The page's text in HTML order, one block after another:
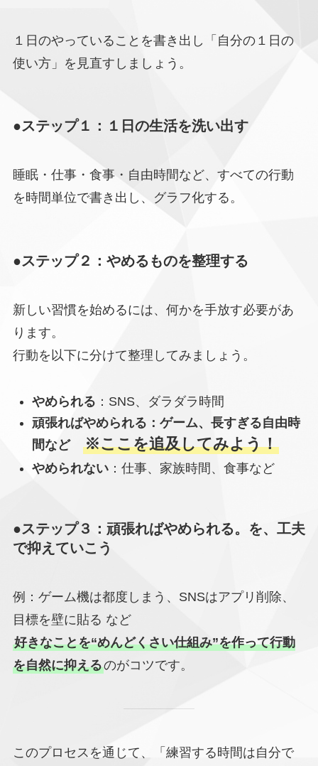
１日のやっていることを書き出し「自分の１日の
使い方」を見直すしましょう。
●ステップ１：１日の生活を洗い出す
睡眠・仕事・食事・自由時間など、すべての行動
を時間単位で書き出し、グラフ化する。
●ステップ２：やめるものを整理する
新しい習慣を始めるには、何かを手放す必要があ
ります。
行動を以下に分けて整理してみましょう。
やめられる ：SNS、ダラダラ時間
頑張ればやめられる：ゲーム、長すぎる自由時
間など
※ここを追及してみよう！
やめられない：仕事、家族時間、食事など
●ステップ３：頑張ればやめられる。を、工夫
で抑えていこう
例：ゲーム機は都度しまう、SNSはアプリ削除、
目標を壁に貼る など
好きなことを“めんどくさい仕組み”を作って行動
を自然に抑えるのがコツです。
このプロセスを通じて、「練習する時間は自分で